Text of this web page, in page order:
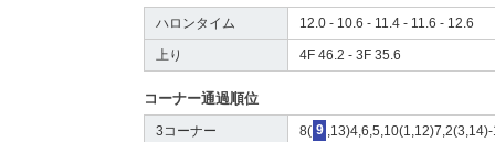
ハロンタイム 12.0 - 10.6 - 11.4 - 11.6 - 12.6
上り 4F 46.2 - 3F 35.6
コーナー通過順位
3コーナー 8( 9 ,13)4,6,5,10(1,12)7,2(3,14)-